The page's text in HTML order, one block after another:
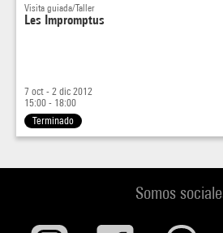
Visita guiada/Taller
Les Impromptus
7 oct - 2 dic 2012
15:00 - 18:00
Terminado
Somos